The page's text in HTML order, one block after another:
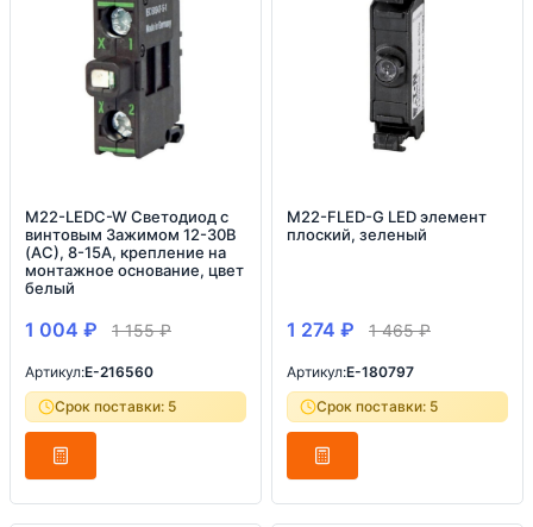
M22-LEDC-W Светодиод с
винтовым Зажимом 12-30В
(АС), 8-15А, крепление на
монтажное основание, цвет
белый
1 004 ₽ 1 155₽
Артикул:E-216560
Срок поставки: 5
M22-FLED-G LED элемент
плоский, зеленый
1 274 ₽ 1 465₽
Артикул:E-180797
Срок поставки: 5